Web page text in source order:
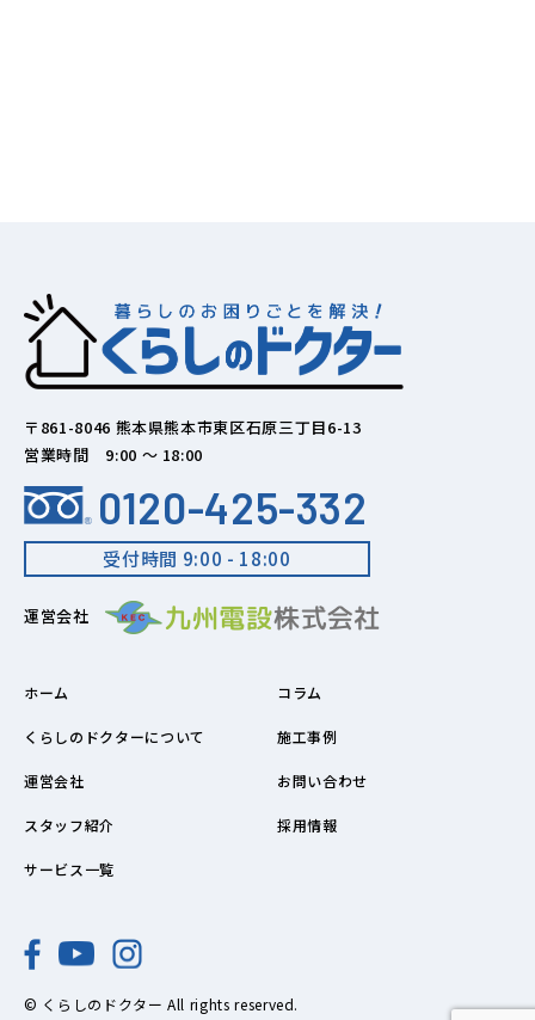
〒861-8046 熊本県熊本市東区石原三丁目6-13
営業時間 9:00 ～ 18:00
0120-425-332
受付時間 9:00 - 18:00
運営会社
ホーム
くらしのドクターについて
運営会社
スタッフ紹介
サービス一覧
コラム
施工事例
お問い合わせ
採用情報
© くらしのドクター All rights reserved.